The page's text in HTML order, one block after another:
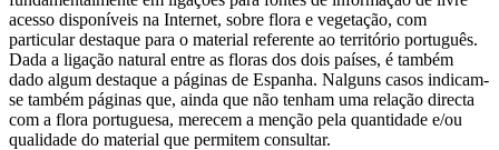
acesso disponíveis na Internet, sobre flora e vegetação, com
particular destaque para o material referente ao território português.
Dada a ligação natural entre as floras dos dois países, é também
dado algum destaque a páginas de Espanha. Nalguns casos indicam-
se também páginas que, ainda que não tenham uma relação directa
com a flora portuguesa, merecem a menção pela quantidade e/ou
qualidade do material que permitem consultar.